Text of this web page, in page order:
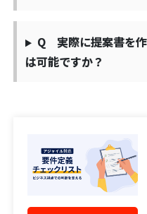
Q 実際に提案書を
は可能ですか？